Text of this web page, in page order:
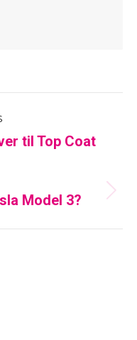
til Top Coat
Model 3?